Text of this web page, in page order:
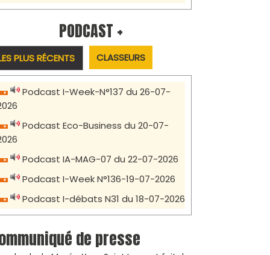
PODCAST +
PLUS RÉCENTS CLASSEURS
Podcast I-Week-N°137 du 26-07-
Podcast Eco-Business du 20-07-
Podcast IA-MAG-07 du 22-07-2026
Podcast I-Week N°136-19-07-2026
Podcast I-débats N31 du 18-07-2026
de presse